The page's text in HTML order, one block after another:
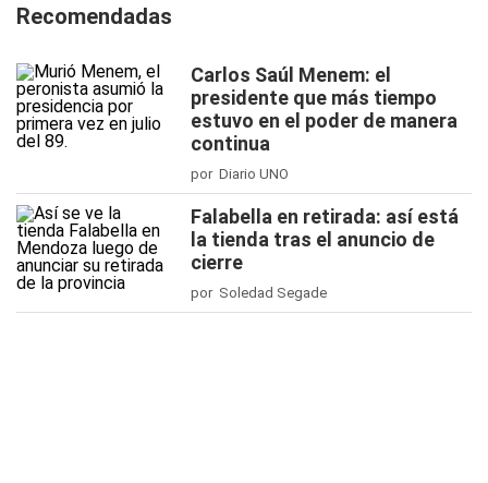
Recomendadas
Carlos Saúl Menem: el
presidente que más tiempo
estuvo en el poder de manera
continua
por Diario UNO
Falabella en retirada: así está
la tienda tras el anuncio de
cierre
por Soledad Segade